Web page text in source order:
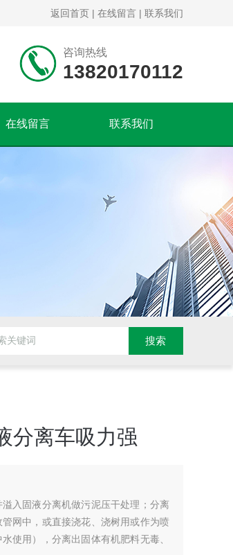
返回首页 | 在线留言 | 联系我们
咨询热线
13820170112
在线留言 联系我们
分离车吸力强
入固液分离机做污泥压干处理；分离
网中，或直接浇花、浇树用或作为喷
使用），分离出固体有机肥料无毒、